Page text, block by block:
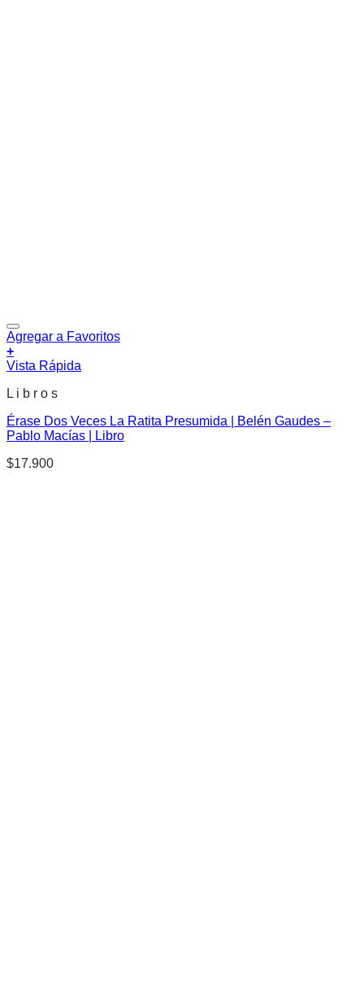
Agregar a Favoritos
+
Vista Rápida
L i b r o s
Érase Dos Veces La Ratita Presumida | Belén Gaudes –
Pablo Macías | Libro
$17.900